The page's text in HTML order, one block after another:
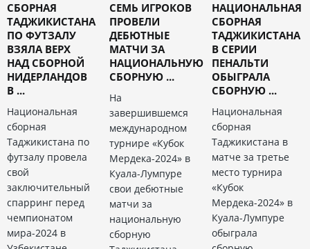
СБОРНАЯ
ТАДЖИКИСТАНА
ПО ФУТЗАЛУ
ВЗЯЛА ВЕРХ
НАД СБОРНОЙ
НИДЕРЛАНДОВ
В ...
Национальная
сборная
Таджикистана по
футзалу провела
свой
заключительный
спарринг перед
чемпионатом
мира-2024 в
СЕМЬ ИГРОКОВ
ПРОВЕЛИ
ДЕБЮТНЫЕ
МАТЧИ ЗА
НАЦИОНАЛЬНУЮ
СБОРНУЮ ...
На
завершившемся
международном
турнире «Кубок
Мердека-2024» в
Куала-Лумпуре
свои дебютные
матчи за
национальную
сборную
НАЦИОНАЛЬНАЯ
СБОРНАЯ
ТАДЖИКИСТАНА
В СЕРИИ
ПЕНАЛЬТИ
ОБЫГРАЛА
СБОРНУЮ ...
Национальная
сборная
Таджикистана в
матче за третье
место турнира
«Кубок
Мердека-2024» в
Куала-Лумпуре
обыграла